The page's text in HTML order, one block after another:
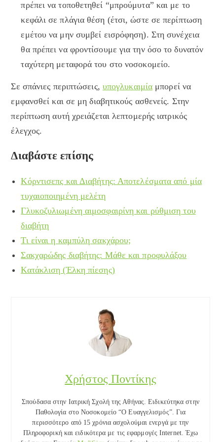
πρέπει να τοποθετηθεί “μπρούμυτα” και με το
κεφάλι σε πλάγια θέση (έτσι, ώστε σε περίπτωση
εμέτου να μην συμβεί εισρόφηση). Στη συνέχεια
θα πρέπει να φροντίσουμε για την όσο το δυνατόν
ταχύτερη μεταφορά του στο νοσοκομείο.
Σε σπάνιες περιπτώσεις, υπογλυκαιμία μπορεί να
εμφανσθεί και σε μη διαβητικούς ασθενείς. Στην
περίπτωση αυτή χρειάζεται λεπτομερής ιατρικός
έλεγχος.
Διαβάστε επίσης
Κόρντισεπς και Διαβήτης: Αποτελέσματα από μία
τυχαιοποιημένη μελέτη
Γλυκοζυλιωμένη αιμοσφαιρίνη και ρύθμιση του
διαβήτη
Τι είναι η καμπύλη σακχάρου;
Σακχαρώδης διαβήτης: Μάθε και προφυλάξου
Κατάκλιση (Έλκη πίεσης)
Χρήστος Ποντίκης
Σπούδασα στην Ιατρική Σχολή της Αθήνας. Ειδικεύτηκα στην
Παθολογία στο Νοσοκομείο “Ο Ευαγγελισμός”. Για
περισσότερο από 15 χρόνια ασχολούμαι ενεργά με την
Πληροφορική και ειδικότερα με τις εφαρμογές Internet. Έχω